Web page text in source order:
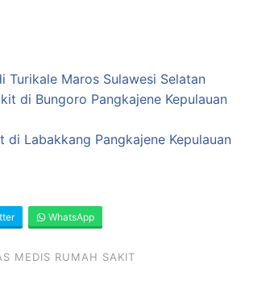
Turikale Maros Sulawesi Selatan
di Bungoro Pangkajene Kepulauan
di Labakkang Pangkajene Kepulauan
WhatsApp
MEDIS RUMAH SAKIT